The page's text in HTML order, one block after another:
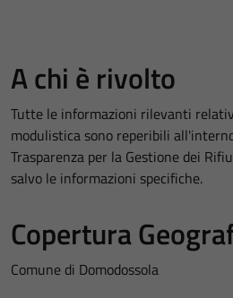
A chi è rivolto
Tutte le informazioni rilevanti
modulistica sono reperibili
Trasparenza per la Gestione dei
salvo le informazioni specifiche.
Copertura
Comune di Domodossola